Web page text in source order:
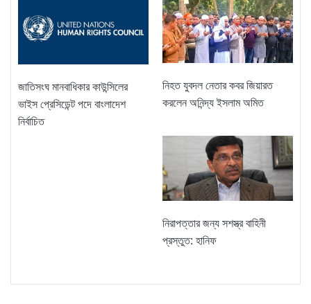
জাতিসংঘ মানবাধিকার কাউন্সিলের
ভাইস প্রেসিডেন্ট পদে বাংলাদেশ
নির্বাচিত
নিহত যুবদল নেতার কবর জিয়ারত
করলেন অনিন্দ্য ইসলাম অমিত
নিরাপত্তার জন্য সশস্ত্র বাহিনী
প্রস্তুত: হানিফ